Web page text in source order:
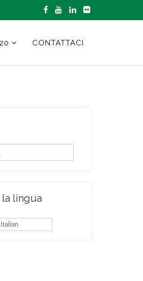
CONTATTACI
lingua